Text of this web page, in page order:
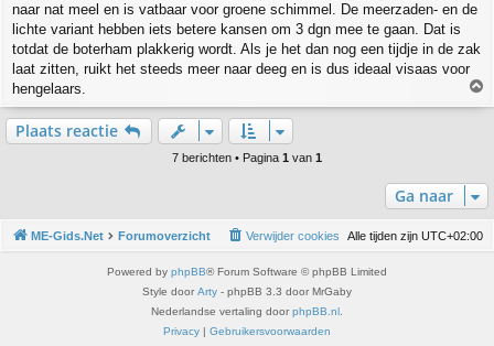
naar nat meel en is vatbaar voor groene schimmel. De meerzaden- en de
lichte variant hebben iets betere kansen om 3 dgn mee te gaan. Dat is
totdat de boterham plakkerig wordt. Als je het dan nog een tijdje in de zak
laat zitten, ruikt het steeds meer naar deeg en is dus ideaal visaas voor
hengelaars.
Plaats reactie
7 berichten • Pagina 1 van 1
Ga naar
ME-Gids.Net Forumoverzicht Alle tijden zijn UTC+02:00
Verwijder cookies
Powered by phpBB® Forum Software © phpBB Limited
Style door Arty - phpBB 3.3 door MrGaby
Nederlandse vertaling door phpBB.nl.
Privacy | Gebruikersvoorwaarden